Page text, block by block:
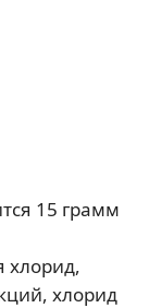
15 грамм
хлорид,
хлорид